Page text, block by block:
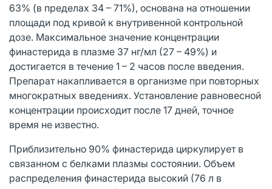
63% (в пределах 34 – 71%), основана на отношении
площади под кривой к внутривенной контрольной
дозе. Максимальное значение концентрации
финастерида в плазме 37 нг/мл (27 – 49%) и
достигается в течение 1 – 2 часов после введения.
Препарат накапливается в организме при повторных
многократных введениях. Установление равновесной
концентрации происходит после 17 дней, точное
время не известно.
Приблизительно 90% финастерида циркулирует в
связанном с белками плазмы состоянии. Объем
распределения финастерида высокий (76 л в